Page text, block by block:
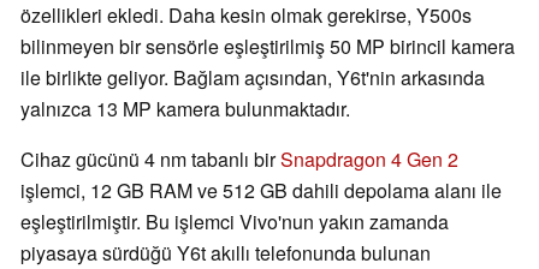
özellikleri ekledi. Daha kesin olmak gerekirse, Y500s
bilinmeyen bir sensörle eşleştirilmiş 50 MP birincil kamera
ile birlikte geliyor. Bağlam açısından, Y6t'nin arkasında
yalnızca 13 MP kamera bulunmaktadır.
Cihaz gücünü 4 nm tabanlı birSnapdragon 4 Gen 2
işlemci, 12 GB RAM ve 512 GB dahili depolama alanı ile
eşleştirilmiştir. Bu işlemci Vivo'nun yakın zamanda
piyasaya sürdüğü Y6t akıllı telefonunda bulunan